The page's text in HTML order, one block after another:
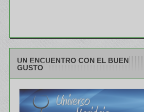
UN ENCUENTRO CON EL BUEN
GUSTO